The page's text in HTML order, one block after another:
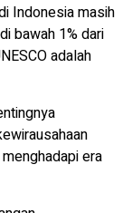
Indonesia masih
bawah 1% dari
adalah
era